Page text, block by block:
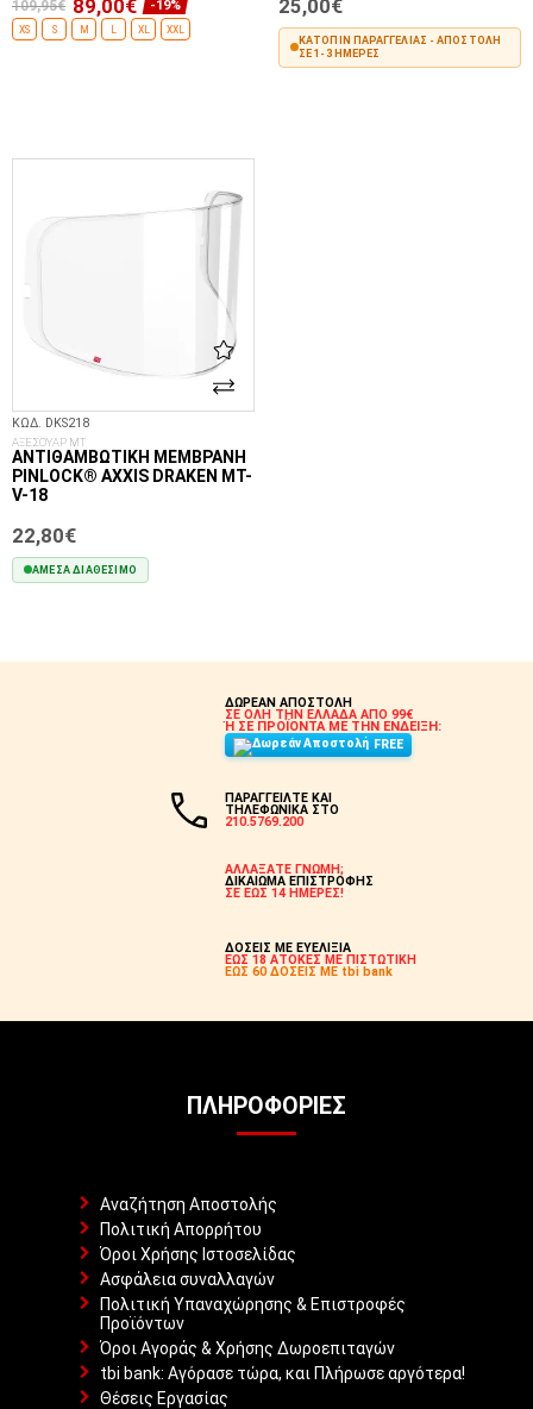
109,95€ 89,00€ -19%
XS S M XL XXL
25,00€
ΚΑΤΌΠΙΝ ΠΑΡΑΓΓΕΛΊΑΣ - ΑΠΟΣΤΟΛΉ
ΣΕ 1-3 ΗΜΈΡΕΣ
ΚΩΔ. DKS218
ΑΞΕΣΟΥΑΡ MT
ΑΝΤΙΘΑΜΒΩΤΙΚΉ ΜΕΜΒΡΆΝΗ
PINLOCK® AXXIS DRAKEN MT-
V-18
22,80€
ΆΜΕΣΑ ΔΙΑΘΈΣΙΜΟ
ΔΩΡΕΑΝ ΑΠΟΣΤΟΛΗ
ΣΕ ΟΛΗ ΤΗΝ ΕΛΛΑΔΑ ΑΠΟ 99€
Ή ΣΕ ΠΡΟΪΟΝΤΑ ΜΕ ΤΗΝ ΕΝΔΕΙΞΗ:
FREE
ΠΑΡΑΓΓΕΙΛΤΕ ΚΑΙ
ΤΗΛΕΦΩΝΙΚΑ ΣΤΟ
210.5769.200
ΑΛΛΑΞΑΤΕ ΓΝΩΜΗ;
ΔΙΚΑΙΩΜΑ ΕΠΙΣΤΡΟΦΗΣ
ΣΕ ΕΩΣ 14 ΗΜΕΡΕΣ!
ΔΟΣΕΙΣ ΜΕ ΕΥΕΛΙΞΙΑ
ΕΩΣ 18 ΑΤΟΚΕΣ ΜΕ ΠΙΣΤΩΤΙΚΗ
ΕΩΣ 60 ΔΟΣΕΙΣ ΜΕ tbi bank
ΠΛΗΡΟΦΟΡΊΕΣ
Αναζήτηση Αποστολής
Πολιτική Απορρήτου
Όροι Χρήσης Ιστοσελίδας
Ασφάλεια συναλλαγών
Πολιτική Υπαναχώρησης & Επιστροφές
Προϊόντων
Όροι Αγοράς & Χρήσης Δωροεπιταγών
tbi bank: Αγόρασε τώρα, και Πλήρωσε αργότερα!
Θέσεις Εργασίας